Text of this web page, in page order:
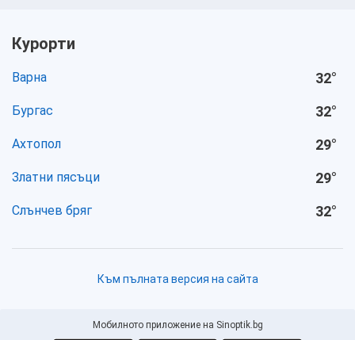
Курорти
Варна 32°
Бургас 32°
Ахтопол 29°
Златни пясъци 29°
Слънчев бряг 32°
Към пълната версия на сайта
Мобилното приложение на Sinoptik.bg